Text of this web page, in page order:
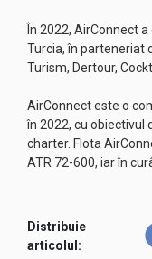
În 2022, AirConnect
Turcia, în parteneriat
Turism, Dertour,
AirConnect este o
în 2022, cu obiectivul
charter. Flota
ATR 72-600, iar în
Distribuie
articolul: